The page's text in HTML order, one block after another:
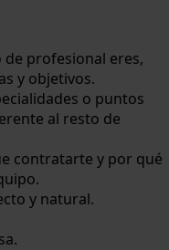
profesional eres,
y objetivos.
o puntos
al resto de
contratarte y por qué
y natural.